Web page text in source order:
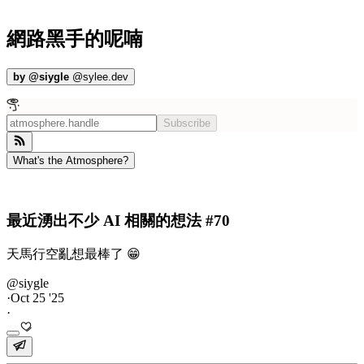
網路黑手的呢喃
by @siygle @sylee.dev
Subscribe
What's the Atmosphere?
最近湧出不少 AI 相關的想法 #70
天馬行空亂想最棒了 😁
@siygle
·Oct 25 '25
·